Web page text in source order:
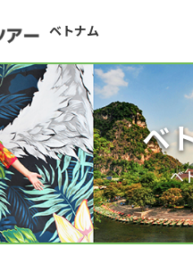
ベトナム
ベ
ベ